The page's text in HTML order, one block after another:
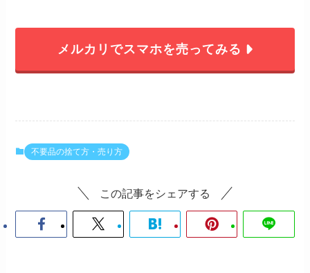
メルカリでスマホを売ってみる
不要品の捨て方・売り方
この記事をシェアする